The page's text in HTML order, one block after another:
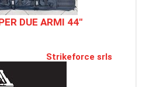
DUE ARMI 44"
Strikeforce srls